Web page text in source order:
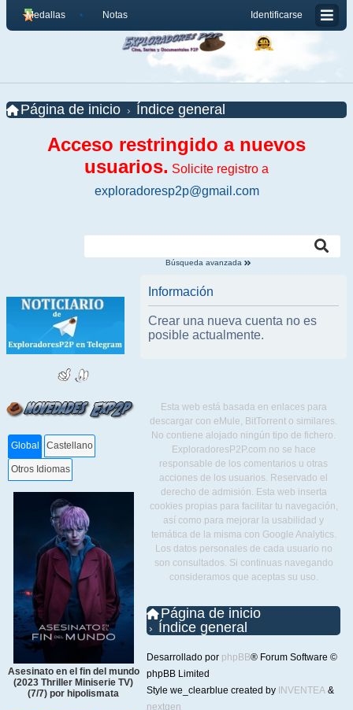
Identificarse
Medallas Notas
Página de inicio Índice general
Acceso restringido a nuevos
usuarios. Solicite registro a
exploradoresp2p@gmail.com
Búsqueda avanzada
Global Castellano
Otros Idiomas
Asesinato en el fin del mundo
(2023 Thriller Miniserie TV)
(7/7) por hipolismata
Información
Crear una nueva cuenta no es
posible actualmente.
Esta web está basada en enlaces para
descargar con eMule, BitTorrent o similares.
No contiene alojado ningún tipo de fichero.
ExploradoresP2P.com no se hace
responsable de los comentarios u otras
acciones de los usuarios. Reservado el
derecho de admisión. Esta web inserta
cookies propias para facilitar tu navegación,
así como para mejorar la usabilidad y
temática de la misma con Google Analytics.
Los datos personales de cada usuario no
son consultados. Si continuas navegando
consideramos que aceptas su uso.
Página de inicio
Índice general
Desarrollado por phpBB® Forum Software ©
phpBB Limited
Style we_clearblue created by INVENTEA &
nextgen